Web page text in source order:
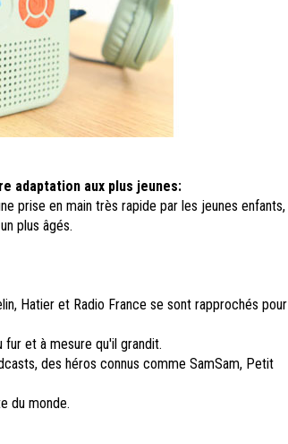
adaptation aux plus jeunes:
prise en main très rapide par les jeunes enfants,
plus âgés.
Hatier et Radio France se sont rapprochés pour
et à mesure qu'il grandit.
des héros connus comme SamSam, Petit
du monde.